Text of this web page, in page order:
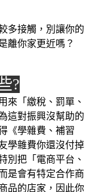
多接觸，別讓你的
離你家更近嗎？
?
來「繳稅、罰單、
這對振興沒幫助的
《學雜費、補習
學雜費你還沒付掉
別把「電商平台、
是會有特定合作商
品的店家，因此你